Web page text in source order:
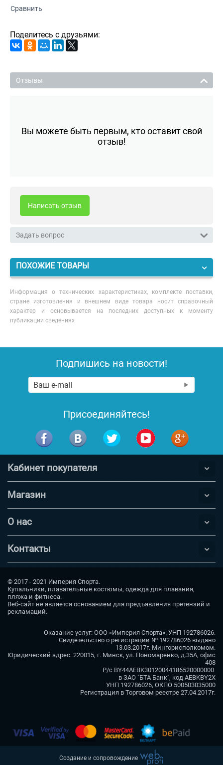
Сравнить
Поделитесь с друзьями:
Отзывы
Вы можете быть первым, кто оставит свой
отзыв!
Написать отзыв
Задать вопрос
ПОХОЖИЕ ТОВАРЫ
Информация о технических характеристиках, комплекте поставки,
стране изготовления и внешнем виде товара носит справочный
характер и основывается на последних доступных к моменту
публикации сведениях
Подпишись на новости!
Присоединяйтесь!
Кабинет покупателя
Магазин
О нас
Контакты
© 2017 - 2021 Империя Спорта.
Купальники, плавательные костюмы, одежда для плавания,
пляжа и фитнеса.
Веб-сайт не является основанием для предъявления претензий и
рекламаций.
Оказание услуг: ООО «Империя Спорта». УНП 192786026.
Свидетельство о регистрации № 192786026 выдано
13.03.2017г. Мингорисполкомом.
Юридический адрес: 220015, г. Минск, ул. Пономаренко, д.35А, офис
408
Р/с BY44AEBK30120044186520000000
в ЗАО "БТА Банк", код AEBKBY2X
УНП 192786026, ОКПО 500503035000
Регистрация в Торговом реестре 27.04.2017г.
Создание и сопровождение